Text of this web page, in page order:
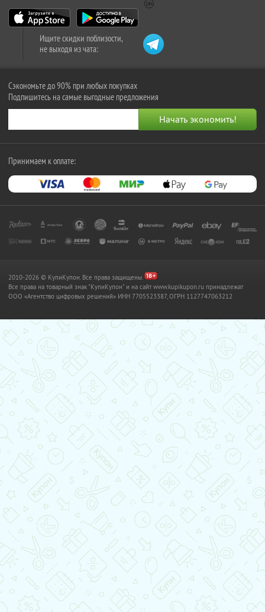
Ищите скидки поблизости,
не выходя из чата:
Сэкономьте до 90% при любых покупках
Подпишитесь на самые выгодные предложения
Принимаем к оплате:
2010-2026 © КупиКупон. Все права защищены.
Все права на товарный знак "КупиКупон" и на сайт www.kupikupon.ru принадлежат
OOO «Агентство цифровых решений» ИНН 7705523387, ОГРН 1127747063212